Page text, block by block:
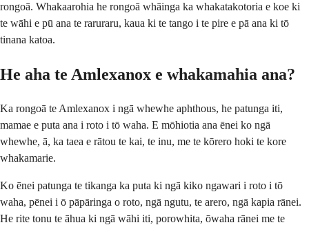
rongoā. Whakaarohia he rongoā whāinga ka whakatakotoria e koe ki
te wāhi e pū ana te raruraru, kaua ki te tango i te pire e pā ana ki tō
tinana katoa.
He aha te Amlexanox e whakamahia ana?
Ka rongoā te Amlexanox i ngā whewhe aphthous, he patunga iti,
mamae e puta ana i roto i tō waha. E mōhiotia ana ēnei ko ngā
whewhe, ā, ka taea e rātou te kai, te inu, me te kōrero hoki te kore
whakamarie.
Ko ēnei patunga te tikanga ka puta ki ngā kiko ngawari i roto i tō
waha, pēnei i ō pāpāringa o roto, ngā ngutu, te arero, ngā kapia rānei.
He rite tonu te āhua ki ngā wāhi iti, porowhita, ōwaha rānei me te